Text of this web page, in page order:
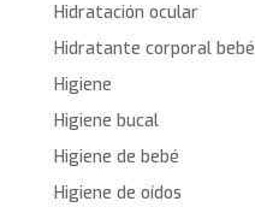
Hidratación ocular
Hidratante corporal bebé
Higiene
Higiene bucal
Higiene de bebé
Higiene de oídos